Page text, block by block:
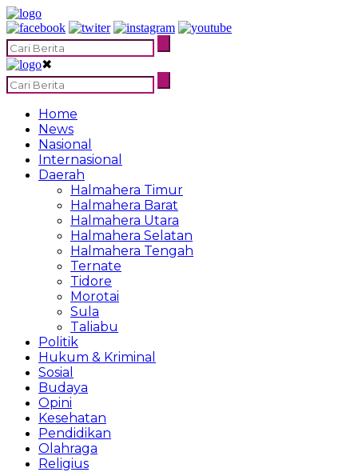
✖
Home
News
Nasional
Internasional
Daerah
Halmahera Timur
Halmahera Barat
Halmahera Utara
Halmahera Selatan
Halmahera Tengah
Ternate
Tidore
Morotai
Sula
Taliabu
Politik
Hukum & Kriminal
Sosial
Budaya
Opini
Kesehatan
Pendidikan
Olahraga
Religius